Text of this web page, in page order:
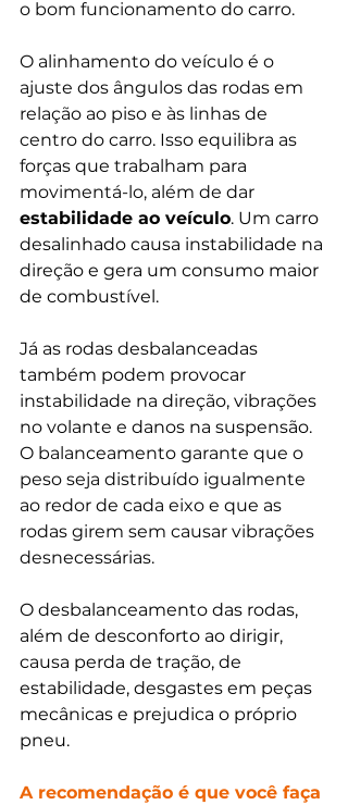
o bom funcionamento do carro.
O alinhamento do veículo é o
ajuste dos ângulos das rodas em
relação ao piso e às linhas de
centro do carro. Isso equilibra as
forças que trabalham para
movimentá-lo, além de dar
estabilidade ao veículo. Um carro
desalinhado causa instabilidade na
direção e gera um consumo maior
de combustível.
Já as rodas desbalanceadas
também podem provocar
instabilidade na direção, vibrações
no volante e danos na suspensão.
O balanceamento garante que o
peso seja distribuído igualmente
ao redor de cada eixo e que as
rodas girem sem causar vibrações
desnecessárias.
O desbalanceamento das rodas,
além de desconforto ao dirigir,
causa perda de tração, de
estabilidade, desgastes em peças
mecânicas e prejudica o próprio
pneu.
A recomendação é que você faça